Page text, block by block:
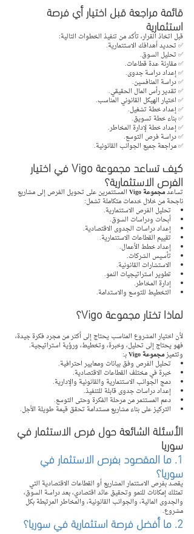
قائمة مراجعة قبل اختيار أي فرصة
استثمارية
قبل اتخاذ القرار، تأكد من تنفيذ الخطوات التالية:
✅ تحديد أهدافك الاستثمارية.
✅ تحليل السوق.
✅ مقارنة عدة قطاعات.
✅ إعداد دراسة جدوى.
✅ دراسة المنافسين.
✅ تقدير رأس المال الحقيقي.
✅ اختيار الهيكل القانوني المناسب.
✅ إعداد خطة تشغيل.
✅ بناء خطة تسويق.
✅ إعداد خطة لإدارة المخاطر.
✅ دراسة فرص التوسع.
✅ مراجعة جميع الجوانب القانونية.
كيف تساعد مجموعة Vigo في اختيار
الفرص الاستثمارية؟
تساعد مجموعة Vigo المستثمرين على تحويل الفرص إلى مشاريع
ناجحة من خلال خدمات متكاملة تشمل:
تحليل الفرص الاستثمارية.
أبحاث ودراسات السوق.
إعداد دراسات الجدوى الاقتصادية.
تقييم القطاعات الاستثمارية.
إعداد خطط الأعمال.
تأسيس الشركات.
الاستشارات القانونية.
تطوير استراتيجيات النمو.
إدارة المخاطر.
التخطيط للتوسع والاستدامة.
لماذا تختار مجموعة Vigo؟
لأن اختيار المشروع المناسب يحتاج إلى أكثر من مجرد فكرة جيدة،
فهو يحتاج إلى تحليل، وخبرة، وتخطيط، ورؤية استراتيجية.
وتتميز مجموعة Vigo بـ:
تحليل الفرص وفق بيانات ومعايير احترافية.
خبرة في مختلف القطاعات الاقتصادية.
دمج الجوانب الاستثمارية والقانونية والإدارية.
إعداد دراسات جدوى قابلة للتنفيذ.
دعم المستثمر من مرحلة الفكرة وحتى التوسع.
التركيز على بناء مشاريع مستدامة تحقق قيمة طويلة الأجل.
الأسئلة الشائعة حول فرص الاستثمار في
سوريا
1. ما المقصود بفرص الاستثمار في
سوريا؟
يقصد بفرص الاستثمار المشاريع أو القطاعات الاقتصادية التي
تمتلك إمكانات للنمو وتحقيق عائد اقتصادي، بعد دراسة السوق،
والجدوى المالية، والجوانب القانونية، والمخاطر المرتبطة بكل
مشروع.
2. ما أفضل فرصة استثمارية في سوريا؟